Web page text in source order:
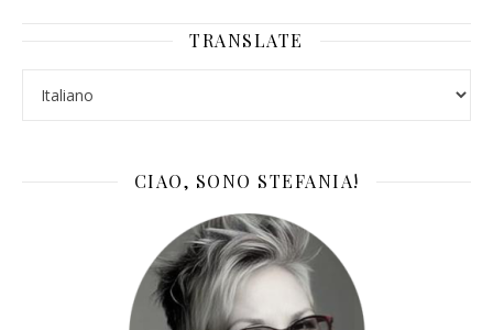
TRANSLATE
CIAO, SONO STEFANIA!